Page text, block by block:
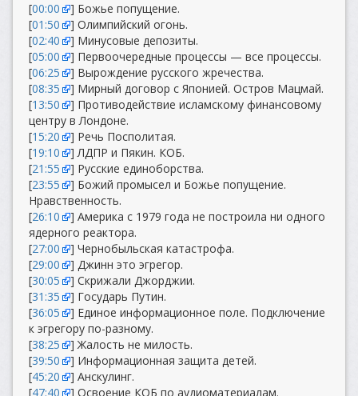
[00:00
] Божье попущение.
[01:50
] Олимпийский огонь.
[02:40
] Минусовые депозиты.
[05:00
] Первоочередные процессы — все процессы.
[06:25
] Вырождение русского жречества.
[08:35
] Мирный договор с Японией. Остров Мацмай.
[13:50
] Противодействие исламскому финансовому
центру в Лондоне.
[15:20
] Речь Посполитая.
[19:10
] ЛДПР и Пякин. КОБ.
[21:55
] Русские единоборства.
[23:55
] Божий промысел и Божье попущение.
Нравственность.
[26:10
] Америка с 1979 года не построила ни одного
ядерного реактора.
[27:00
] Чернобыльская катастрофа.
[29:00
] Джинн это эгрегор.
[30:05
] Скрижали Джорджии.
[31:35
] Государь Путин.
[36:05
] Единое информационное поле. Подключение
к эгрегору по-разному.
[38:25
] Жалость не милость.
[39:50
] Информационная защита детей.
[45:20
] Анскулинг.
[47:40
] Освоение КОБ по аудиоматериалам.